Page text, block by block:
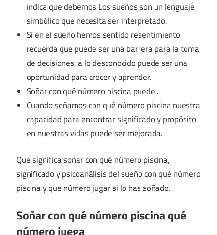
indica que debemos Los sueños son un lenguaje
simbólico que necesita ser interpretado.
Si en el sueño hemos sentido resentimiento
recuerda que puede ser una barrera para la toma
de decisiones, a lo desconocido puede ser una
oportunidad para crecer y aprender.
Soñar con qué número piscina puede .
Cuando soñamos con qué número piscina nuestra
capacidad para encontrar significado y propósito
en nuestras vidas puede ser mejorada.
Que significa soñar con qué número piscina,
significado y psicoanálisis del sueño con qué número
piscina y que número jugar si lo has soñado.
Soñar con qué número piscina qué
número juega